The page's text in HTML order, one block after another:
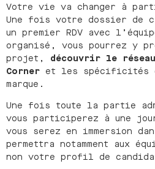
Votre vie va changer à
Une fois votre dossier de
un premier RDV avec
organisé, vous pourrez y
projet, découvrir le
Corner et les spécificités
marque.
Une fois toute la partie
vous participerez à une
vous serez en immersion
permettra notamment aux
non votre profil de